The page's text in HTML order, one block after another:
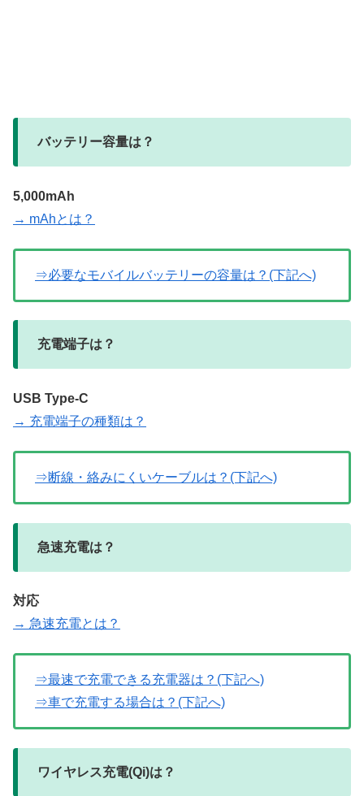
バッテリー容量は？
5,000mAh
→ mAhとは？
⇒必要なモバイルバッテリーの容量は？(下記へ)
充電端子は？
USB Type-C
→ 充電端子の種類は？
⇒断線・絡みにくいケーブルは？(下記へ)
急速充電は？
対応
→ 急速充電とは？
⇒最速で充電できる充電器は？(下記へ)
⇒車で充電する場合は？(下記へ)
ワイヤレス充電(Qi)は？